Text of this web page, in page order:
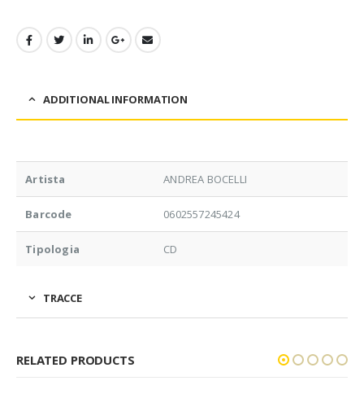
ADDITIONAL INFORMATION
Artista ANDREA BOCELLI
Barcode 0602557245424
Tipologia CD
TRACCE
RELATED PRODUCTS